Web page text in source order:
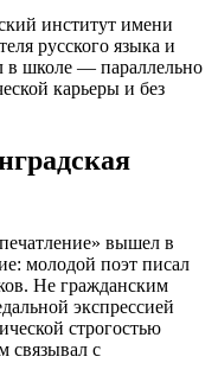
институт имени
русского языка и
в школе — параллельно
карьеры и без
вышел в
молодой поэт писал
Не гражданским
экспрессией
строгостью
связывал с